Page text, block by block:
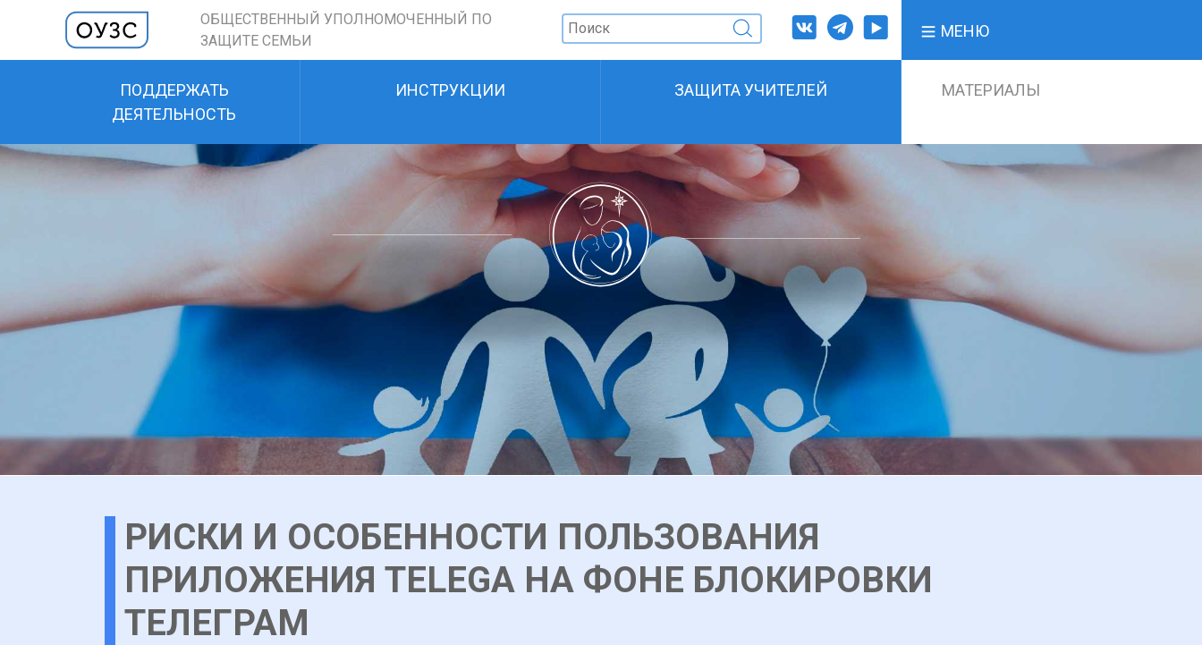
ОБЩЕСТВЕННЫЙ УПОЛНОМОЧЕННЫЙ ПО
ЗАЩИТЕ СЕМЬИ
МЕНЮ
ПОДДЕРЖАТЬ
ДЕЯТЕЛЬНОСТЬ
ИНСТРУКЦИИ ЗАЩИТА УЧИТЕЛЕЙ МАТЕРИАЛЫ
РИСКИ И ОСОБЕННОСТИ ПОЛЬЗОВАНИЯ
ПРИЛОЖЕНИЯ TELEGA НА ФОНЕ БЛОКИРОВКИ
ТЕЛЕГРАМ